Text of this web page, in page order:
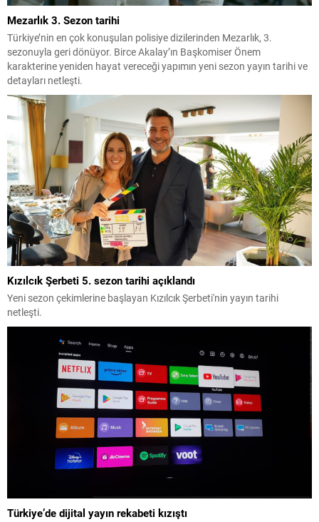
Mezarlık 3. Sezon tarihi
Türkiye’nin en çok konuşulan polisiye dizilerinden Mezarlık, 3.
sezonuyla geri dönüyor. Birce Akalay’ın Başkomiser Önem
karakterine yeniden hayat vereceği yapımın yeni sezon yayın tarihi ve
detayları netleşti.
Kızılcık Şerbeti 5. sezon tarihi açıklandı
Yeni sezon çekimlerine başlayan Kızılcık Şerbeti'nin yayın tarihi
netleşti.
Türkiye’de dijital yayın rekabeti kızıştı